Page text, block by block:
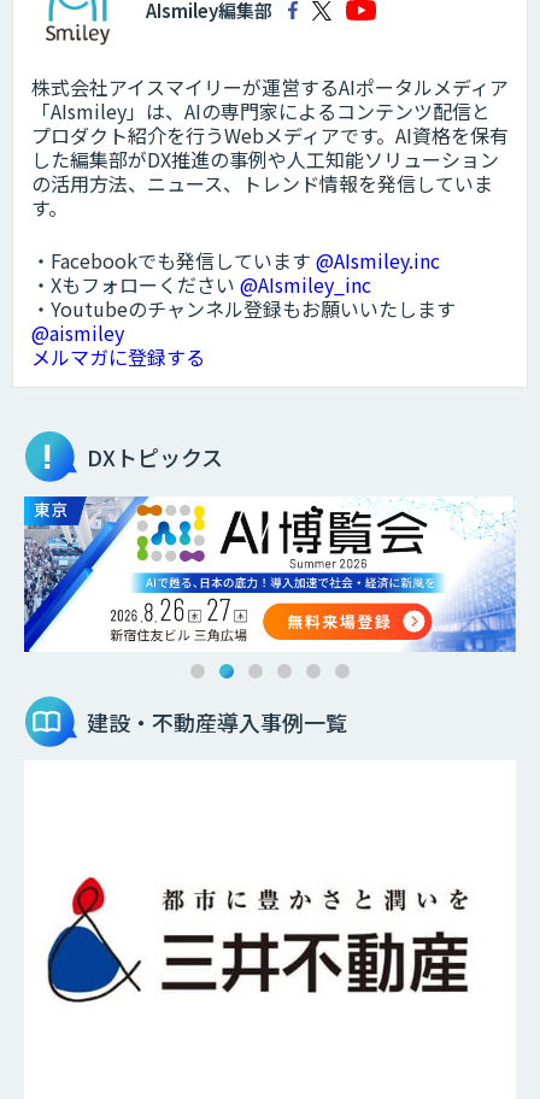
AIsmiley編集部
株式会社アイスマイリーが運営するAIポータルメディア
「AIsmiley」は、AIの専門家によるコンテンツ配信と
プロダクト紹介を行うWebメディアです。AI資格を保有
した編集部がDX推進の事例や人工知能ソリューション
の活用方法、ニュース、トレンド情報を発信していま
す。
・Facebookでも発信しています @AIsmiley.inc
・Xもフォローください @AIsmiley_inc
・Youtubeのチャンネル登録もお願いいたします
@aismiley
メルマガに登録する
DXトピックス
建設・不動産導入事例一覧